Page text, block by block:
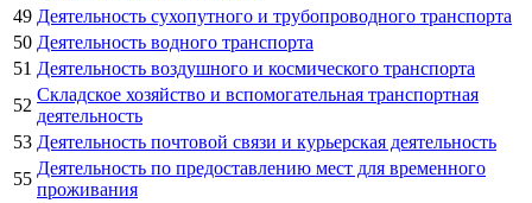
49 Деятельность сухопутного и трубопроводного транспорта
50 Деятельность водного транспорта
51 Деятельность воздушного и космического транспорта
52
Складское хозяйство и вспомогательная транспортная
деятельность
53 Деятельность почтовой связи и курьерская деятельность
55
Деятельность по предоставлению мест для временного
проживания